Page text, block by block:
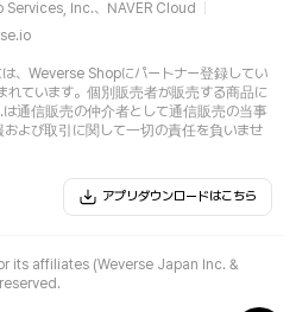
Services, Inc.、NAVER Cloud
、Weverse Shopにパートナー登録してい
ています。個別販売者が販売する商品に
通信販売の仲介者として通信販売の当事
よび取引に関して一切の責任を負いませ
アプリダウンロードはこちら
its affiliates (Weverse Japan Inc. &